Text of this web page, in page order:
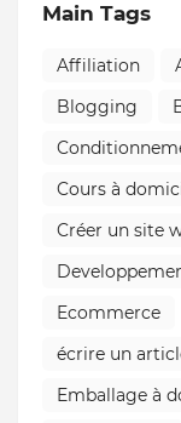
Main Tags
Affiliation
Blogging
Cours à
Créer un site
Ecommerce
écrire un
Emballage à